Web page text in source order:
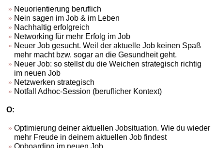
Neuorientierung beruflich
Nein sagen im Job & im Leben
Nachhaltig erfolgreich
Networking für mehr Erfolg im Job
Neuer Job gesucht. Weil der aktuelle Job keinen Spaß
mehr macht bzw. sogar an die Gesundheit geht.
Neuer Job: so stellst du die Weichen strategisch richtig
im neuen Job
Netzwerken strategisch
Notfall Adhoc-Session (beruflicher Kontext)
O:
Optimierung deiner aktuellen Jobsituation. Wie du wieder
mehr Freude in deinem aktuellen Job findest